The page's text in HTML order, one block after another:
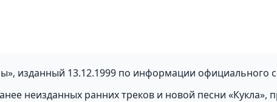
изданный 13.12.1999 по информации официального
неизданных ранних треков и новой песни «Кукла»,